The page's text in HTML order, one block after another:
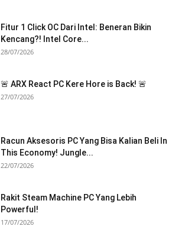
Fitur 1 Click OC Dari Intel: Beneran Bikin
Kencang?! Intel Core...
28/07/2026
🚨 ARX React PC Kere Hore is Back! 🚨
27/07/2026
Racun Aksesoris PC Yang Bisa Kalian Beli In
This Economy! Jungle...
22/07/2026
Rakit Steam Machine PC Yang Lebih
Powerful!
17/07/2026